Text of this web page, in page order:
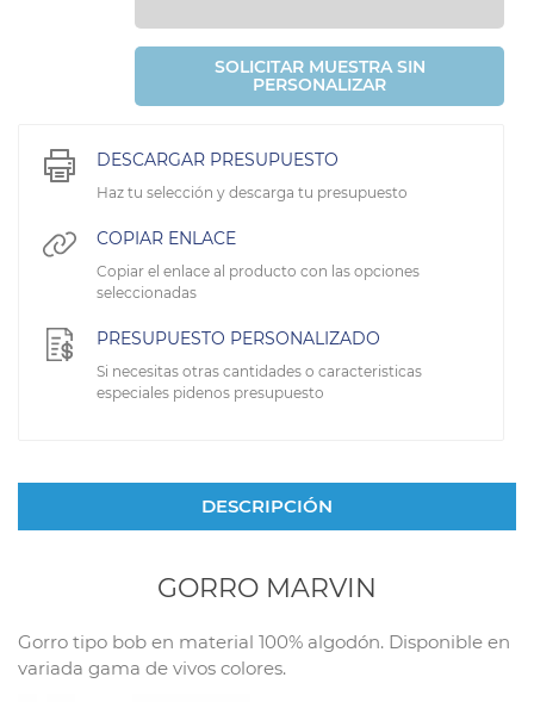
SOLICITAR MUESTRA SIN
PERSONALIZAR
DESCARGAR PRESUPUESTO
Haz tu selección y descarga tu presupuesto
COPIAR ENLACE
Copiar el enlace al producto con las opciones
seleccionadas
PRESUPUESTO PERSONALIZADO
Si necesitas otras cantidades o caracteristicas
especiales pidenos presupuesto
DESCRIPCIÓN
GORRO MARVIN
Gorro tipo bob en material 100% algodón. Disponible en
variada gama de vivos colores.